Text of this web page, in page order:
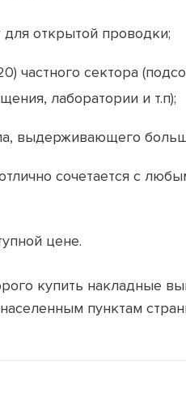
для открытой проводки;
частного сектора
лаборатории и т.п);
выдерживающего
сочетается с
цене.
купить накладные
пунктам